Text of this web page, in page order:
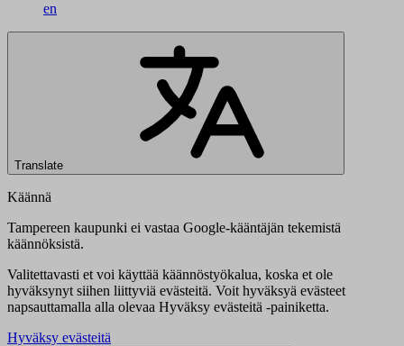
en
Translate
Käännä
Tampereen kaupunki ei vastaa Google-kääntäjän tekemistä
käännöksistä.
Valitettavasti et voi käyttää käännöstyökalua, koska et ole
hyväksynyt siihen liittyviä evästeitä. Voit hyväksyä evästeet
napsauttamalla alla olevaa Hyväksy evästeitä -painiketta.
Hyväksy evästeitä